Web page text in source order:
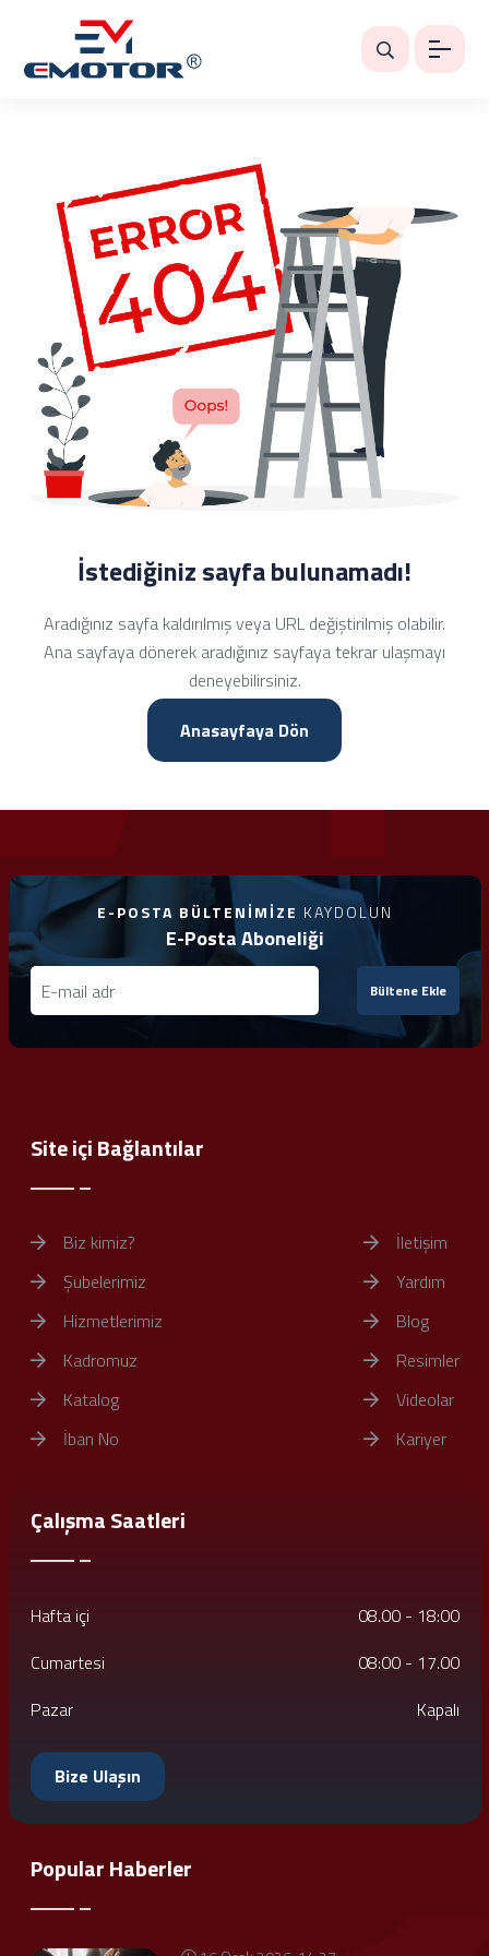
İstediğiniz sayfa bulunamadı!
Aradığınız sayfa kaldırılmış veya URL değiştirilmiş olabilir.
Ana sayfaya dönerek aradığınız sayfaya tekrar ulaşmayı
deneyebilirsiniz.
Anasayfaya Dön
E-POSTA BÜLTENIMIZE KAYDOLUN
E-Posta Aboneliği
Bültene Ekle
Site içi Bağlantılar
Biz kimiz?
Şubelerimiz
Hizmetlerimiz
Kadromuz
Katalog
İban No
İletişim
Yardım
Blog
Resimler
Videolar
Kariyer
Çalışma Saatleri
Hafta içi
08.00 - 18:00
Cumartesi
08:00 - 17.00
Pazar
Kapalı
Bize Ulaşın
Popular Haberler